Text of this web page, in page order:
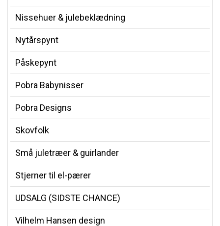
Nissehuer & julebeklædning
Nytårspynt
Påskepynt
Pobra Babynisser
Pobra Designs
Skovfolk
Små juletræer & guirlander
Stjerner til el-pærer
UDSALG (SIDSTE CHANCE)
Vilhelm Hansen design